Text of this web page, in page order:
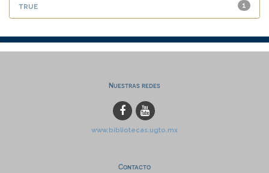
1
true
Nuestras redes
www.bibliotecas.ugto.mx
Contacto